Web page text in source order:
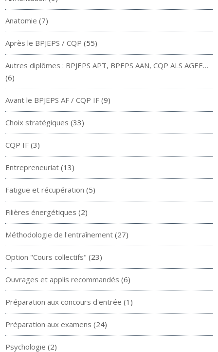
Anatomie (7)
Après le BPJEPS / CQP (55)
Autres diplômes : BPJEPS APT, BPEPS AAN, CQP ALS AGEE…
(6)
Avant le BPJEPS AF / CQP IF (9)
Choix stratégiques (33)
CQP IF (3)
Entrepreneuriat (13)
Fatigue et récupération (5)
Filières énergétiques (2)
Méthodologie de l'entraînement (27)
Option "Cours collectifs" (23)
Ouvrages et applis recommandés (6)
Préparation aux concours d'entrée (1)
Préparation aux examens (24)
Psychologie (2)